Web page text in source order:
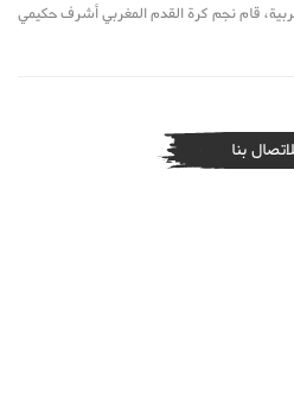
قام نجم كرة القدم المغربي أشرف حكيمي
بنا